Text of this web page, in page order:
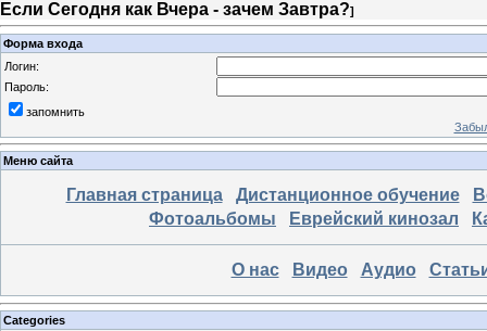
Если Сегодня как Вчера - зачем Завтра?]
Форма входа
Логин:
Пароль:
запомнить
Меню сайта
Главная страница Дистанционное обучение
Фотоальбомы
Еврейский кинозал
О нас Видео Аудио
Categories